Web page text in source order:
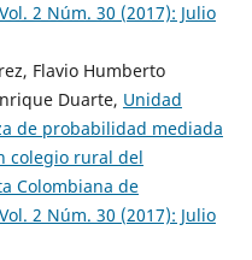
2 Núm. 30 (2017): Julio
Flavio Humberto
Duarte, Unidad
de probabilidad mediada
colegio rural del
Colombiana de
2 Núm. 30 (2017): Julio